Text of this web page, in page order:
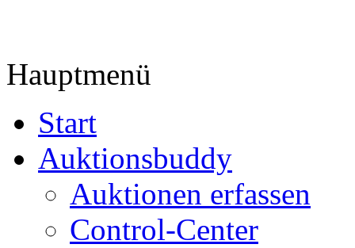
Hauptmenü
Start
Auktionsbuddy
Auktionen erfassen
Control-Center